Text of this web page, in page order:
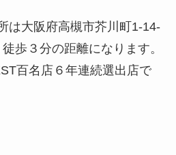
は大阪府高槻市芥川町1-14-
歩３分の距離になります。
百名店６年連続選出店で